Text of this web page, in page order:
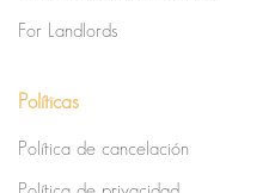
For Landlords
Políticas
Política de cancelación